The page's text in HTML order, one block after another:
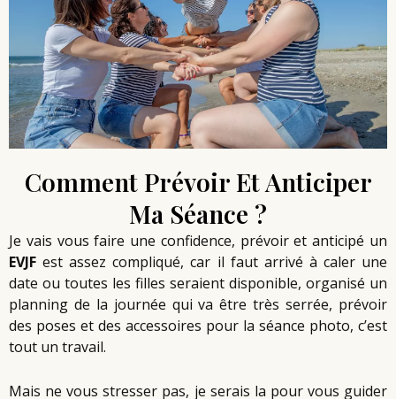
Comment Prévoir Et Anticiper
Ma Séance ?
Je vais vous faire une confidence, prévoir et anticipé un
EVJF est assez compliqué, car il faut arrivé à caler une
date ou toutes les filles seraient disponible, organisé un
planning de la journée qui va être très serrée, prévoir
des poses et des accessoires pour la séance photo, c’est
tout un travail.
Mais ne vous stresser pas, je serais la pour vous guider